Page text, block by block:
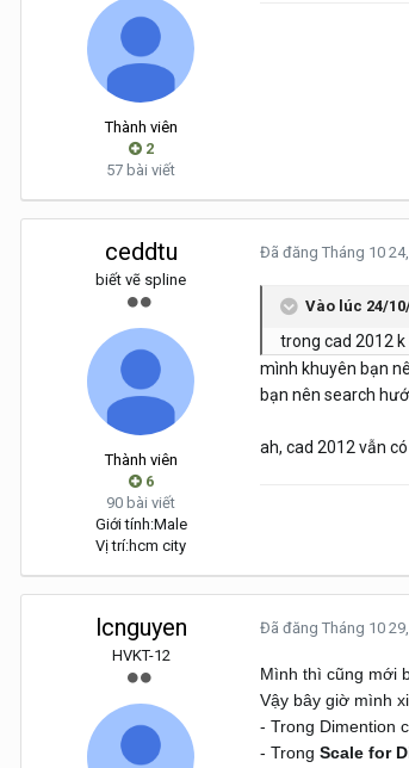
Thành viên
2
57 bài viết
ceddtu
biết vẽ spline
Thành viên
6
90 bài viết
Giới tính:Male
Vị trí:hcm city
Đã đăng Tháng 10
Vào lúc 24/
trong cad 2012 k
mình khuyên bạn
bạn nên search
ah, cad 2012 vẫn
lcnguyen
HVKT-12
Đã đăng Tháng 10
Mình thì cũng mới
Vậy bây giờ mình
- Trong Dimention
- Trong Scale for